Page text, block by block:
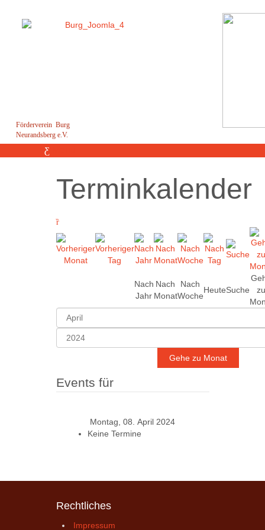
Förderverein Burg
Neurandsberg e.V.
Terminkalender
Nach
Jahr
Nach
Monat
Nach
Woche
HeuteSuche
zu
Gehe zu Monat
Events für
Montag, 08. April 2024
Keine Termine
Rechtliches
Impressum